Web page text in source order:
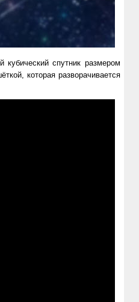
спутник размером
которая разворачивается